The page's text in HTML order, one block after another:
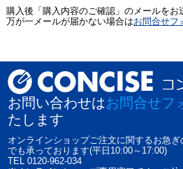
購入後「購入内容のご確認」のメールをお
万が一メールが届かない場合はお問合せフ
お問い合わせはお問合せフ
たします
オンラインショップご注文に関するお急
でも承っております(平日10:00～17:00)
TEL 0120-962-034